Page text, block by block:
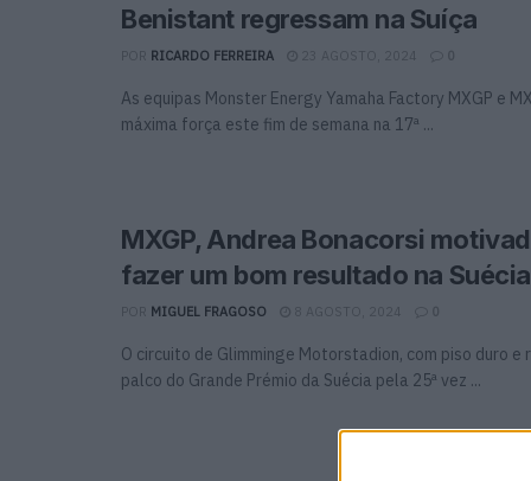
Benistant regressam na Suíça
RICARDO FERREIRA 23 AGOSTO, 2024 0
As equipas Monster Energy Yamaha Factory MXGP e
máxima força este fim de semana na 17ª ...
MXGP, Andrea Bonacorsi
fazer um bom resultado na Suécia
MIGUEL FRAGOSO 8 AGOSTO, 2024 0
O circuito de Glimminge Motorstadion, com piso duro e
palco do Grande Prémio da Suécia pela 25ª vez ...